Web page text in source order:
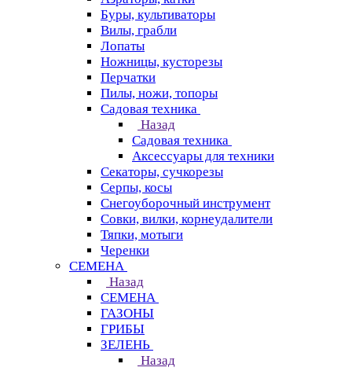
Буры, культиваторы
Вилы, грабли
Лопаты
Ножницы, кусторезы
Перчатки
Пилы, ножи, топоры
Садовая техника
Назад
Садовая техника
Аксессуары для техники
Секаторы, сучкорезы
Серпы, косы
Снегоуборочный инструмент
Совки, вилки, корнеудалители
Тяпки, мотыги
Черенки
СЕМЕНА
Назад
СЕМЕНА
ГАЗОНЫ
ГРИБЫ
ЗЕЛЕНЬ
Назад